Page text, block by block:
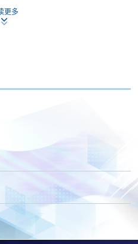
）、微信支付
更多